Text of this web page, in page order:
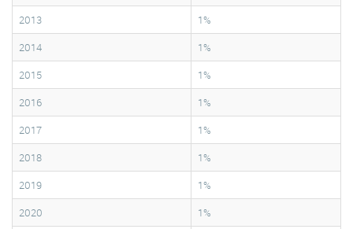
2013
1%
2014
1%
2015
1%
2016
1%
2017
1%
2018
1%
2019
1%
2020
1%